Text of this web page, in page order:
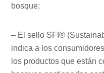
bosque;
– El sello SFI®
indica a los
los productos que están